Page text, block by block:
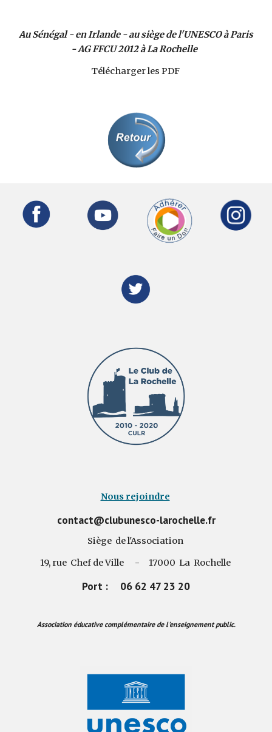
Au Sénégal - en Irlande - au siège de l'UNESCO à Paris
- AG FFCU 2012 à La Rochelle
Télécharger les PDF
Nous rejoindre
contact@clubunesco-larochelle.fr
Siège de l'Association
19, rue Chef de Ville - 17000 La Rochelle
Port : 06 62 47 23 20
Association éducative complémentaire de l'enseignement public.